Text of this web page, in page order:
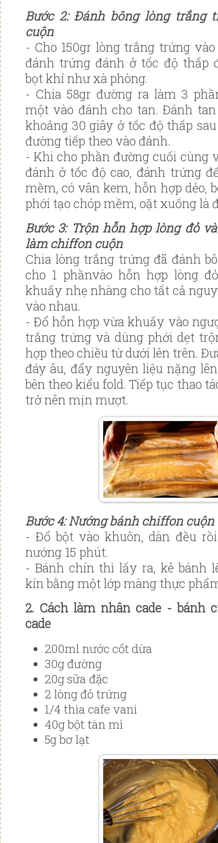
Bước 2: Đánh bông lòng trắng
cuộn
- Cho 150gr lòng trắng trứng
đánh trứng đánh ở tốc độ thấp
bọt khí như xà phòng.
- Chia 58gr đường ra làm 3
một vào đánh cho tan. Đánh
khoảng 30 giây ở tốc độ thấp
đường tiếp theo vào đánh.
- Khi cho phần đường cuối cùng
đánh ở tốc độ cao, đánh trứng
mềm, có vân kem, hỗn hợp dẻo,
phới tạo chóp mềm, oặt xuống là
Bước 3: Trộn hỗn hợp lòng đỏ
làm chiffon cuộn
Chia lòng trắng trứng đã đánh
cho 1 phầnvào hỗn hợp lòng
khuấy nhẹ nhàng cho tất cả
vào nhau.
- Đổ hỗn hợp vừa khuấy vào
trắng trứng và dùng phới dẹt
hợp theo chiều từ dưới lên trên.
đáy âu, đẩy nguyên liệu nặng
bên theo kiểu fold. Tiếp tục thao
trở nên mịn mượt.
Bước 4: Nướng bánh chiffon cuộn
- Đổ bột vào khuôn, dàn đều
nướng 15 phút.
- Bánh chín thì lấy ra, kê bánh
kín bằng một lớp màng thực
2. Cách làm nhân cade - bánh
cade
200ml nước cốt dừa
30g đường
20g sữa đặc
2 lòng đỏ trứng
1/4 thìa cafe vani
40g bột tàn mì
5g bơ lạt